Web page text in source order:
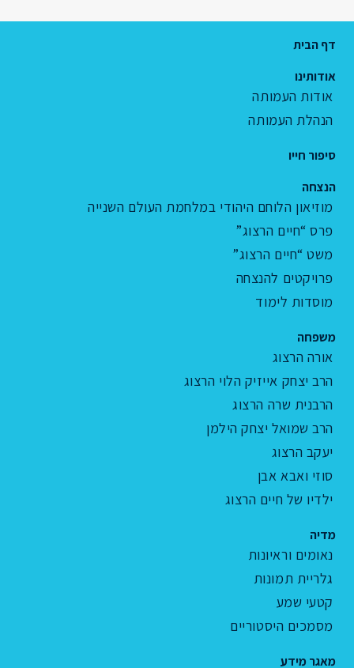
דף הבית
אודותינו
אודות העמותה
הנהלת העמותה
סיפור חייו
הנצחה
מוזיאון הלוחם היהודי במלחמת העולם השנייה
פרס “חיים הרצוג”
משט “חיים הרצוג”
פרויקטים להנצחה
מוסדות לימוד
משפחה
אורה הרצוג
הרב יצחק אייזיק הלוי הרצוג
הרבנית שרה הרצוג
הרב שמואל יצחק הילמן
יעקב הרצוג
סוזי ואבא אבן
ילדיו של חיים הרצוג
מדיה
נאומים וראיונות
גלריית תמונות
קטעי שמע
מסמכים היסטוריים
מאגר מידע